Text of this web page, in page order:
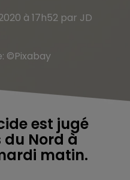
à 17h52 par JD
©Pixabay
est jugé
du Nord à
matin.